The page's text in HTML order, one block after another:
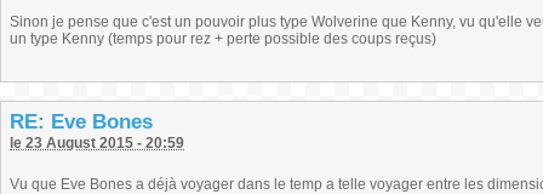
Sinon je pense que c'est un pouvoir plus type Wolverine que Kenny, vu qu'elle
un type Kenny (temps pour rez + perte possible des coups reçus)
RE: Eve Bones
le 23 August 2015 - 20:59
Vu que Eve Bones a déjà voyager dans le temp a telle voyager entre les